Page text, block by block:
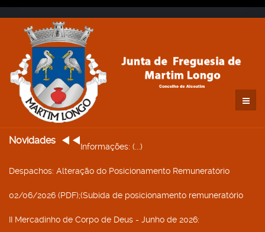
Novidades
Informações: (...)
Despachos: Alteração do Posicionamento Remuneratório
02/06/2026 (PDF);(Subida de posicionamento remuneratório
II Mercadinho de Corpo de Deus - Junho de 2026: